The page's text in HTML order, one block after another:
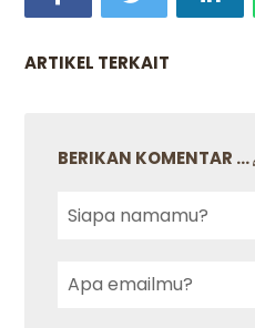
ARTIKEL TERKAIT
BERIKAN KOMENTAR ...